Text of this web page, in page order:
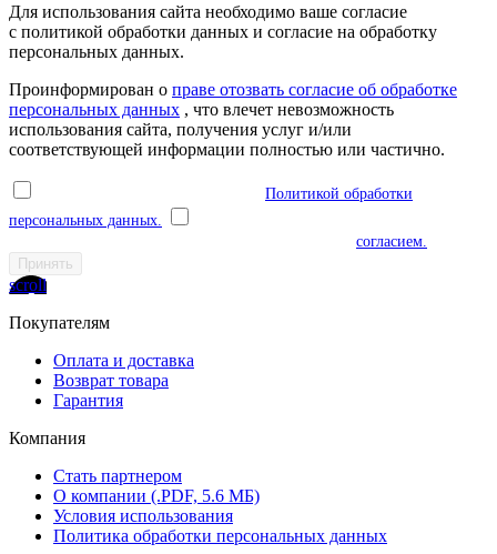
Для использования сайта необходимо ваше согласие
с политикой обработки данных и согласие на обработку
персональных данных.
Проинформирован о праве отозвать согласие об обработке
персональных данных , что влечет невозможность
использования сайта, получения услуг и/или
соответствующей информации полностью или частично.
Политикой обработки
персональных данных.
согласием.
Принять
scroll
Покупателям
Оплата и доставка
Возврат товара
Гарантия
Компания
Стать партнером
О компании (.PDF, 5.6 МБ)
Условия использования
Политика обработки персональных данных